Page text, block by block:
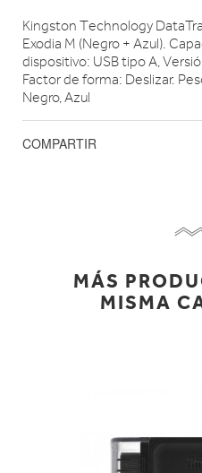
Kingston Technology
Exodia M (Negro + Azul).
dispositivo: USB tipo A,
Factor de forma: Deslizar.
Negro, Azul
COMPARTIR
MÁS
MISMA